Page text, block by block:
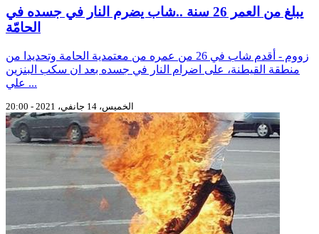
يبلغ من العمر 26 سنة ..شاب يضرم النار في جسده في
الحامّة
زووم - أقدم شاب في 26 من عمره من معتمدية الحامة وتحديدا من
منطقة القيطنة، على اضرام النار في جسده بعد ان سكب البنزين
علي ...
الخميس، 14 جانفي، 2021 - 20:00